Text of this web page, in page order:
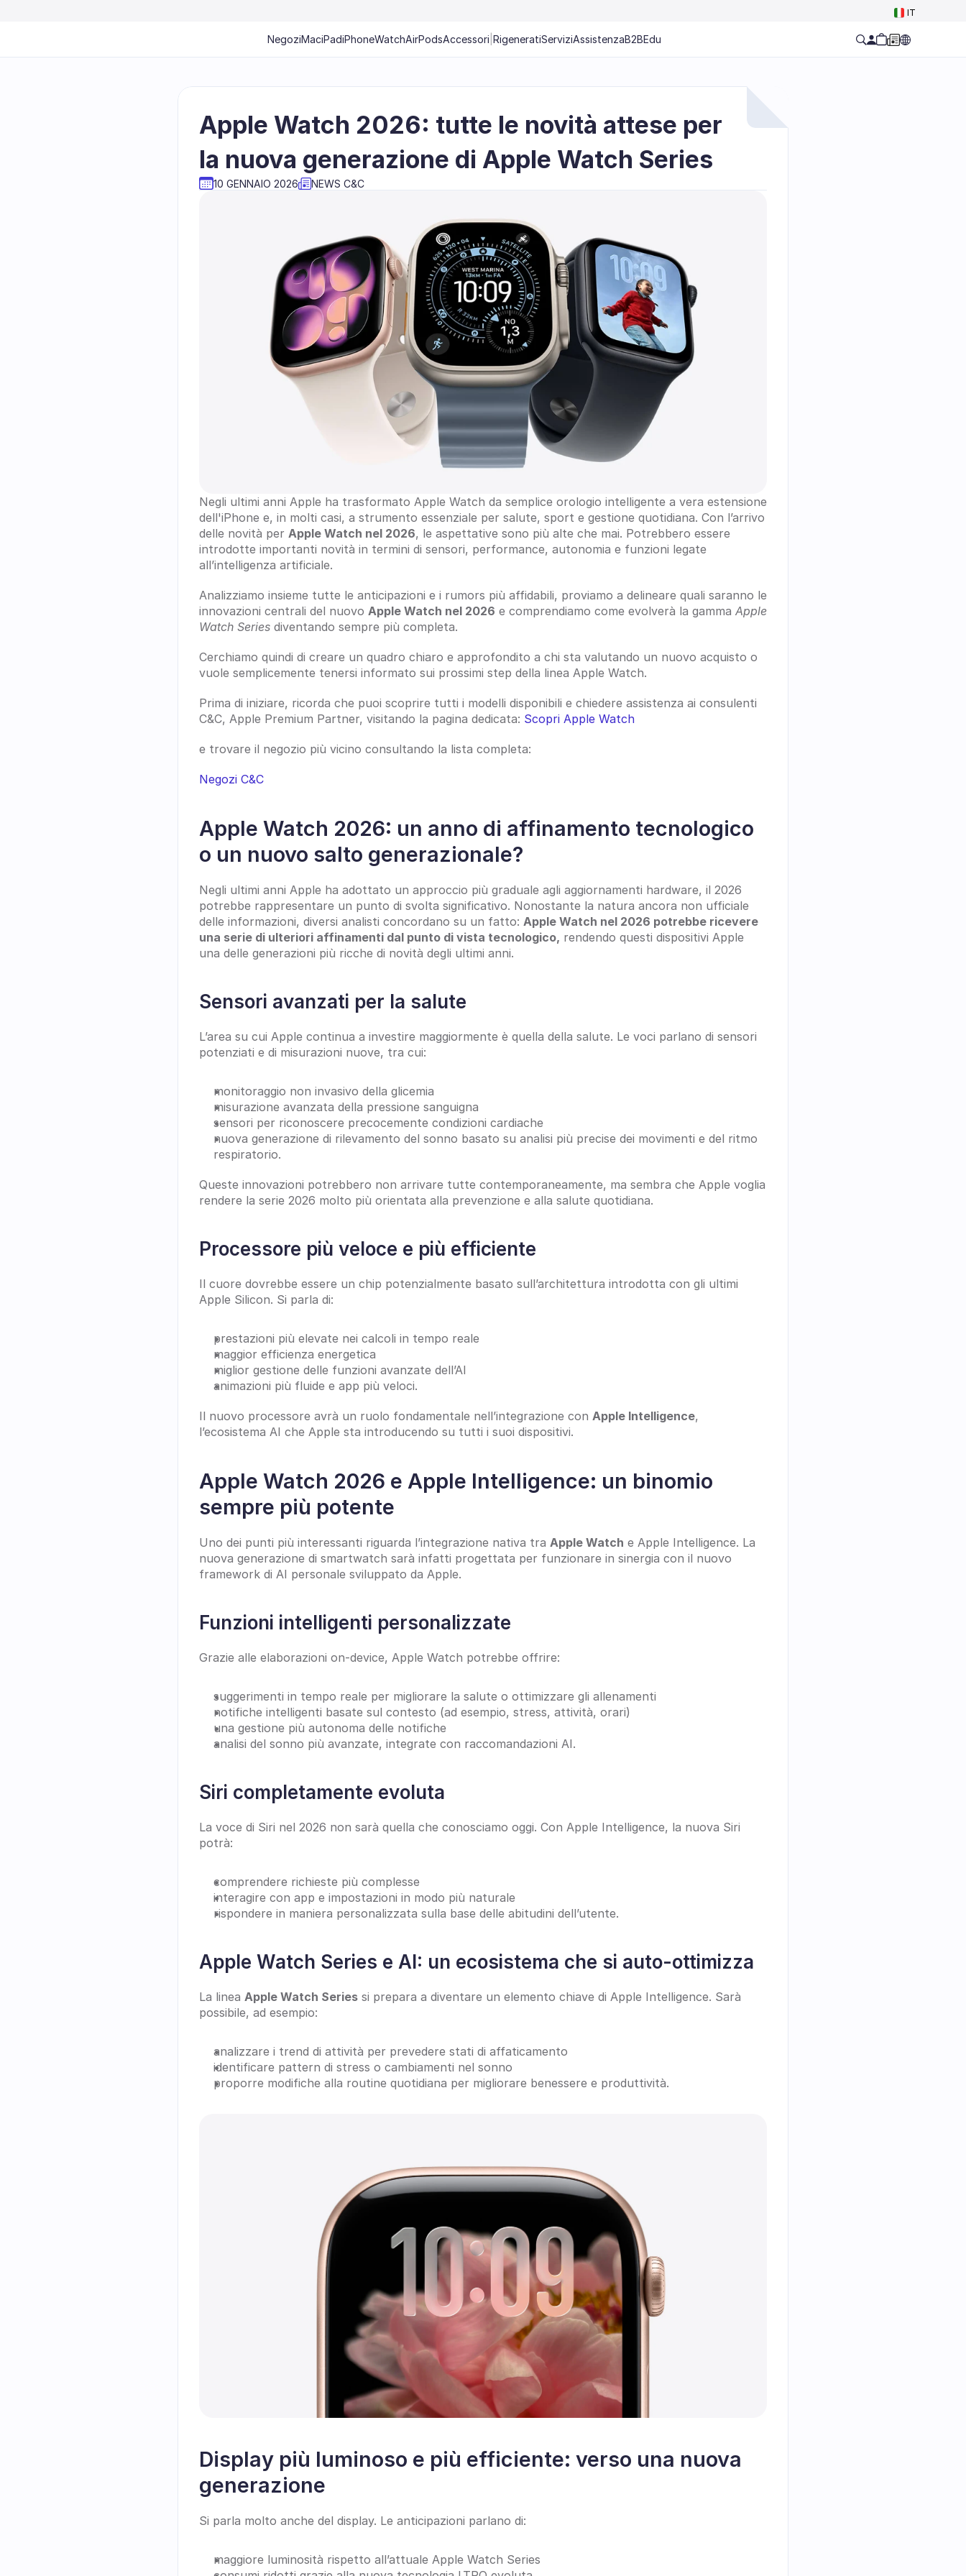
Apple Watch 2026: tutte le novità attese per
la nuova generazione di Apple Watch Series
10 GENNAIO 2026 NEWS C&C
Negli ultimi anni Apple ha trasformato Apple Watch da semplice orologio intelligente a vera estensione
dell'iPhone e, in molti casi, a strumento essenziale per salute, sport e gestione quotidiana. Con l’arrivo
delle novità per Apple Watch nel 2026, le aspettative sono più alte che mai. Potrebbero essere
introdotte importanti novità in termini di sensori, performance, autonomia e funzioni legate
all’intelligenza artificiale.
Analizziamo insieme tutte le anticipazioni e i rumors più affidabili, proviamo a delineare quali saranno le
innovazioni centrali del nuovo Apple Watch nel 2026 e comprendiamo come evolverà la gamma Apple
Watch Series diventando sempre più completa.
Cerchiamo quindi di creare un quadro chiaro e approfondito a chi sta valutando un nuovo acquisto o
vuole semplicemente tenersi informato sui prossimi step della linea Apple Watch.
Prima di iniziare, ricorda che puoi scoprire tutti i modelli disponibili e chiedere assistenza ai consulenti
C&C, Apple Premium Partner, visitando la pagina dedicata: Scopri Apple Watch
e trovare il negozio più vicino consultando la lista completa:
Negozi C&C
Apple Watch 2026: un anno di affinamento tecnologico
o un nuovo salto generazionale?
Negli ultimi anni Apple ha adottato un approccio più graduale agli aggiornamenti hardware, il 2026
potrebbe rappresentare un punto di svolta significativo. Nonostante la natura ancora non ufficiale
delle informazioni, diversi analisti concordano su un fatto: Apple Watch nel 2026 potrebbe ricevere
una serie di ulteriori affinamenti dal punto di vista tecnologico, rendendo questi dispositivi Apple
una delle generazioni più ricche di novità degli ultimi anni.
Sensori avanzati per la salute
L’area su cui Apple continua a investire maggiormente è quella della salute. Le voci parlano di sensori
potenziati e di misurazioni nuove, tra cui:
monitoraggio non invasivo della glicemia
misurazione avanzata della pressione sanguigna
sensori per riconoscere precocemente condizioni cardiache
nuova generazione di rilevamento del sonno basato su analisi più precise dei movimenti e del ritmo
respiratorio.
Queste innovazioni potrebbero non arrivare tutte contemporaneamente, ma sembra che Apple voglia
rendere la serie 2026 molto più orientata alla prevenzione e alla salute quotidiana.
Processore più veloce e più efficiente
Il cuore dovrebbe essere un chip potenzialmente basato sull’architettura introdotta con gli ultimi
Apple Silicon. Si parla di:
prestazioni più elevate nei calcoli in tempo reale
maggior efficienza energetica
miglior gestione delle funzioni avanzate dell’AI
animazioni più fluide e app più veloci.
Il nuovo processore avrà un ruolo fondamentale nell’integrazione con Apple Intelligence,
l’ecosistema AI che Apple sta introducendo su tutti i suoi dispositivi.
Apple Watch 2026 e Apple Intelligence: un binomio
sempre più potente
Uno dei punti più interessanti riguarda l’integrazione nativa tra Apple Watch e Apple Intelligence. La
nuova generazione di smartwatch sarà infatti progettata per funzionare in sinergia con il nuovo
framework di AI personale sviluppato da Apple.
Funzioni intelligenti personalizzate
Grazie alle elaborazioni on-device, Apple Watch potrebbe offrire:
suggerimenti in tempo reale per migliorare la salute o ottimizzare gli allenamenti
notifiche intelligenti basate sul contesto (ad esempio, stress, attività, orari)
una gestione più autonoma delle notifiche
analisi del sonno più avanzate, integrate con raccomandazioni AI.
Siri completamente evoluta
La voce di Siri nel 2026 non sarà quella che conosciamo oggi. Con Apple Intelligence, la nuova Siri
potrà:
comprendere richieste più complesse
interagire con app e impostazioni in modo più naturale
rispondere in maniera personalizzata sulla base delle abitudini dell’utente.
Apple Watch Series e AI: un ecosistema che si auto-ottimizza
La linea Apple Watch Series si prepara a diventare un elemento chiave di Apple Intelligence. Sarà
possibile, ad esempio:
analizzare i trend di attività per prevedere stati di affaticamento
identificare pattern di stress o cambiamenti nel sonno
proporre modifiche alla routine quotidiana per migliorare benessere e produttività.
Display più luminoso e più efficiente: verso una nuova
generazione
Si parla molto anche del display. Le anticipazioni parlano di:
maggiore luminosità rispetto all’attuale Apple Watch Series
IT
Select Language
NegoziMaciPadiPhoneWatchAirPodsAccessori RigeneratiServiziAssistenzaB2BEdu